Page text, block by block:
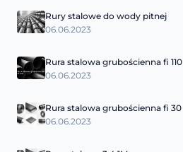
Rury stalowe do wody pitnej
06.06.2023
Rura stalowa grubościenna fi 110
06.06.2023
Rura stalowa grubościenna fi 30
06.06.2023